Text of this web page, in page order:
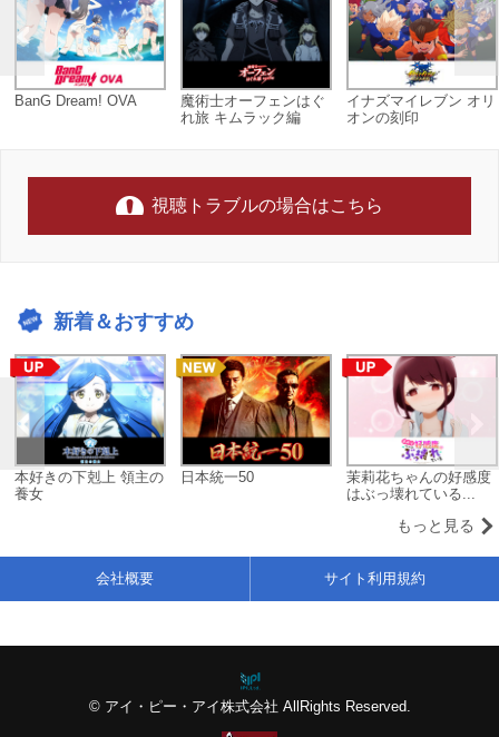
BanG Dream! OVA
魔術士オーフェンはぐ
れ旅 キムラック編
イナズマイレブン オリ
オンの刻印
視聴トラブルの場合はこちら
新着＆おすすめ
本好きの下剋上 領主の
養女
日本統一50
茉莉花ちゃんの好感度
はぶっ壊れている...
もっと見る
© アイ・ピー・アイ株式会社 AllRights Reserved.
会社概要 サイト利用規約